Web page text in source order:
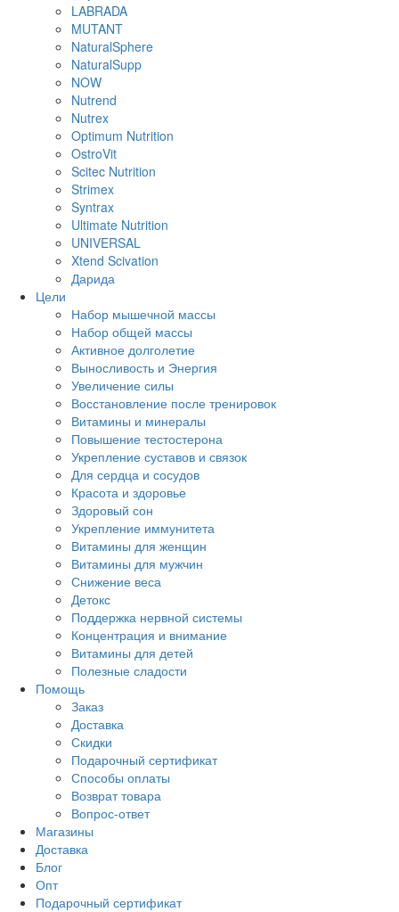
LABRADA
MUTANT
NaturalSphere
NaturalSupp
NOW
Nutrend
Nutrex
Optimum Nutrition
OstroVit
Scitec Nutrition
Strimex
Syntrax
Ultimate Nutrition
UNIVERSAL
Xtend Scivation
Дарида
Цели
Набор мышечной массы
Набор общей массы
Активное долголетие
Выносливость и Энергия
Увеличение силы
Восстановление после тренировок
Витамины и минералы
Повышение тестостерона
Укрепление суставов и связок
Для сердца и сосудов
Красота и здоровье
Здоровый сон
Укрепление иммунитета
Витамины для женщин
Витамины для мужчин
Снижение веса
Детокс
Поддержка нервной системы
Концентрация и внимание
Витамины для детей
Полезные сладости
Помощь
Заказ
Доставка
Скидки
Подарочный сертификат
Способы оплаты
Возврат товара
Вопрос-ответ
Магазины
Доставка
Блог
Опт
Подарочный сертификат